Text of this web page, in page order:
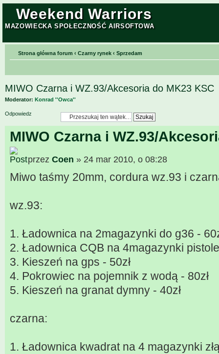
Weekend Warriors
MAZOWIECKA SPOŁECZNOŚĆ AIRSOFTOWA
Strona główna forum ‹ Czarny rynek ‹ Sprzedam
MIWO Czarna i WZ.93/Akcesoria do MK23 KSC
Moderator: Konrad ''Owca''
Odpowiedz
MIWO Czarna i WZ.93/
przez Coen » 24 mar 2010, o 08:28
Miwo taśmy 20mm, cordura wz.93 i
wz.93:
1. Ładownica na 2magazynki do g36 -
2. Ładownica CQB na 4magazynki
3. Kieszeń na gps - 50zł
4. Pokrowiec na pojemnik z wodą - 80zł
5. Kieszeń na granat dymny - 40zł
czarna:
1. Ładownica kwadrat na 4 magazynki